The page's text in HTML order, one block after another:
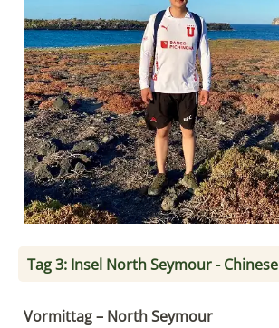
Tag 3: Insel North Seymour -
Vormittag – North Seymour